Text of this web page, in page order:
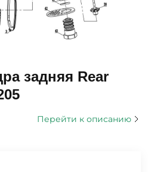
задняя Rear
Перейти к описанию